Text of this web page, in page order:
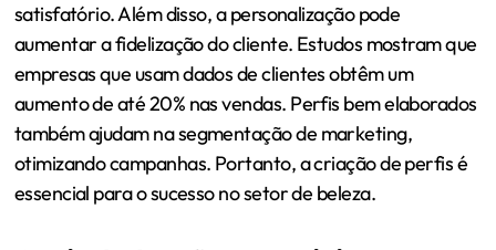
satisfatório. Além disso, a personalização pode
aumentar a fidelização do cliente. Estudos mostram que
empresas que usam dados de clientes obtêm um
aumento de até 20% nas vendas. Perfis bem elaborados
também ajudam na segmentação de marketing,
otimizando campanhas. Portanto, a criação de perfis é
essencial para o sucesso no setor de beleza.